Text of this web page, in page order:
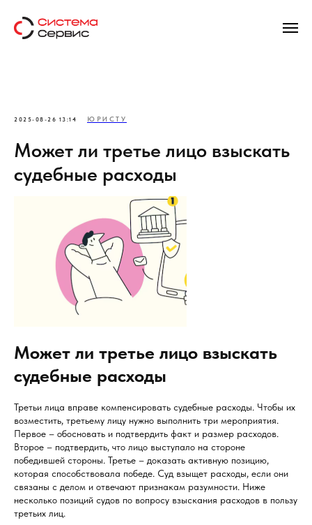
2025-08-26 13:14 ЮРИСТУ
Может ли третье лицо взыскать
судебные расходы
Может ли третье лицо взыскать
судебные расходы
Третьи лица вправе компенсировать судебные расходы. Чтобы их
возместить, третьему лицу нужно выполнить три мероприятия.
Первое – обосновать и подтвердить факт и размер расходов.
Второе – подтвердить, что лицо выступало на стороне
победившей стороны. Третье – доказать активную позицию,
которая способствовала победе. Суд взыщет расходы, если они
связаны с делом и отвечают признакам разумности. Ниже
несколько позиций судов по вопросу взыскания расходов в пользу
третьих лиц.